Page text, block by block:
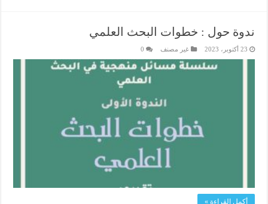
ندوة حول : خطوات البحث العلمي
23 أكتوبر، 2023 غير مصنف 0
أكمل القراءة »